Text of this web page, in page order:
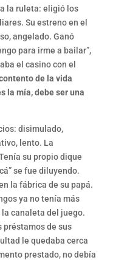
la ruleta: eligió los
Su estreno en el
angelado. Ganó
para irme a bailar”,
el casino con el
de la vida
la mía, debe ser una
disimulado,
lento. La
su propio dique
se fue diluyendo.
la fábrica de su papá.
ya no tenía más
canaleta del juego.
préstamos de sus
le quedaba cerca
prestado, no debía